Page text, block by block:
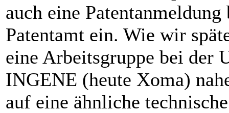
auch eine
Patentamt ein. Wie wir
eine Arbeitsgruppe bei der
INGENE (heute Xoma)
auf eine ähnliche